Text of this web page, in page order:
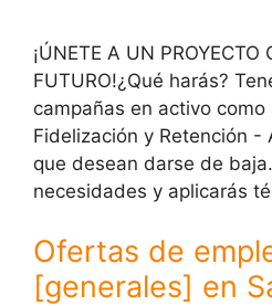
¡ÚNETE A UN
FUTURO!¿Qué harás?
campañas en activo
Fidelización y Retención -
que desean darse de
necesidades y aplicarás
Ofertas de
[generales] en